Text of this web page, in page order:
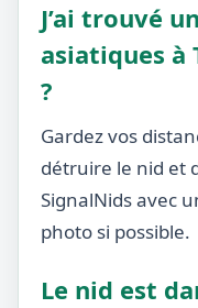
J’ai trouvé
asiatiques à
?
Gardez vos
détruire le nid et
SignalNids avec
photo si possible.
Le nid est